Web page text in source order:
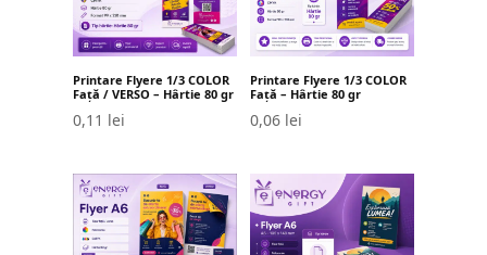
Printare Flyere 1/3 COLOR
Față / VERSO – Hârtie 80 gr
0,11 lei
Printare Flyere 1/3 COLOR
Față – Hârtie 80 gr
0,06 lei